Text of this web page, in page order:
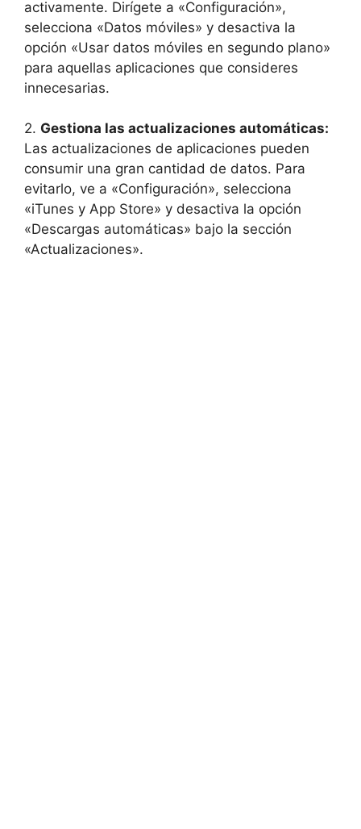
activamente. Dirígete a «Configuración»,
selecciona «Datos móviles» y desactiva la
opción «Usar datos móviles en segundo plano»
para aquellas aplicaciones que consideres
innecesarias.
2. Gestiona las actualizaciones automáticas:
Las actualizaciones de aplicaciones pueden
consumir una gran cantidad de datos. Para
evitarlo, ve a «Configuración», selecciona
«iTunes y App Store» y desactiva la opción
«Descargas automáticas» bajo la sección
«Actualizaciones».